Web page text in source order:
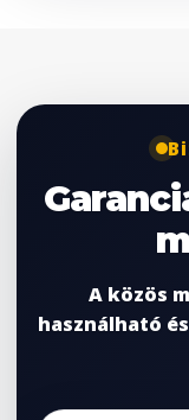
A közös
használható